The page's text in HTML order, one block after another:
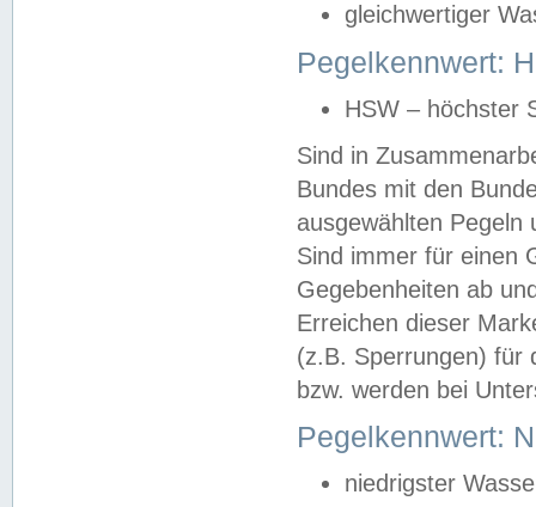
gleichwertiger
Pegelkennwert:
HSW – höchster
Sind in
Bundes mit den
ausgewählten
Sind immer für einen
Gegebenheiten ab
Erreichen dieser
(z.B. Sperrungen) für
bzw. werden bei
Pegelkennwert:
niedrigster